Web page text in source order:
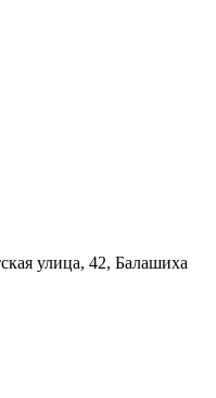
улица, 42, Балашиха